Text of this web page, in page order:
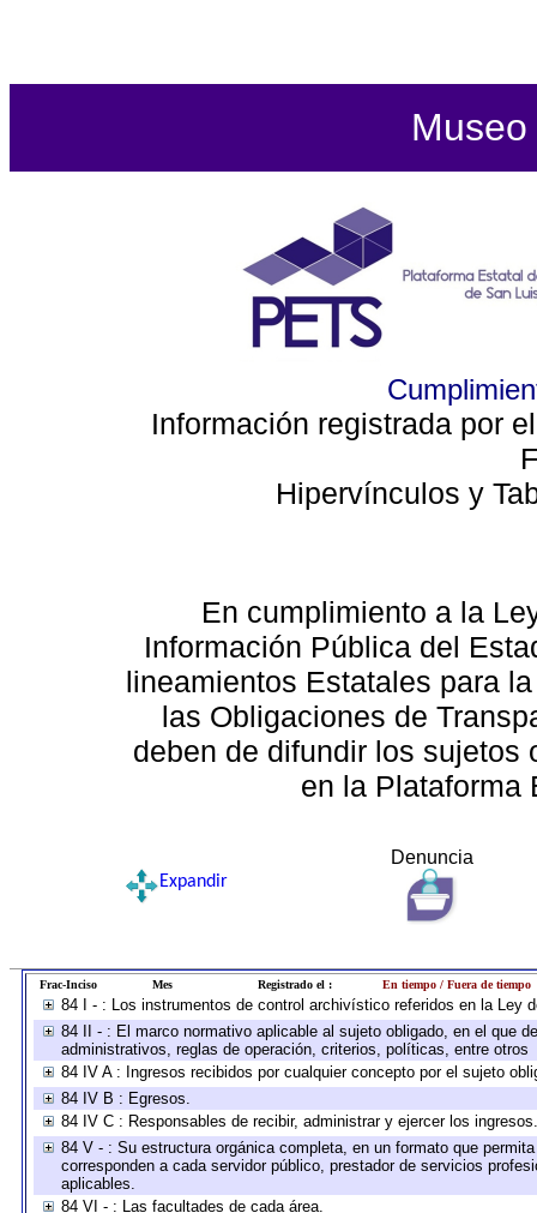
Información registrada por
Hipervínculos y
En cumplimiento a la
Información Pública del
lineamientos Estatales para
las Obligaciones de
deben de difundir los sujetos
en la Plataforma
Denuncia
Expandir
Frac-Inciso Mes Registrado el : En tiempo / Fuera de tiempo
84 I - : Los instrumentos de control archivístico referidos en la Ley
84 II - : El marco normativo aplicable al sujeto obligado, en el que
administrativos, reglas de operación, criterios, políticas, entre otros
84 IV A : Ingresos recibidos por cualquier concepto por el sujeto
84 IV B : Egresos.
84 IV C : Responsables de recibir, administrar y ejercer los ingresos.
84 V - : Su estructura orgánica completa, en un formato que
corresponden a cada servidor público, prestador de servicios
aplicables.
84 VI - : Las facultades de cada área.